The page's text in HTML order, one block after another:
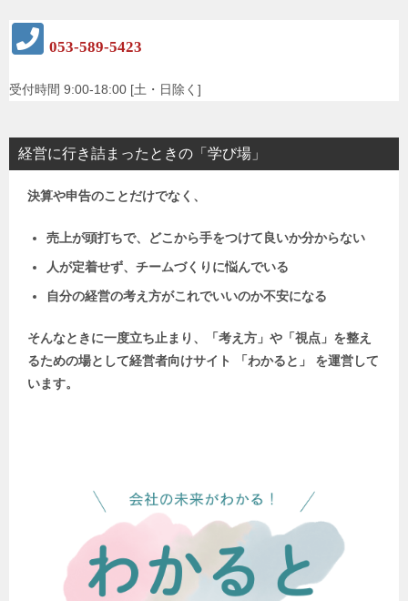
053-589-5423
受付時間 9:00-18:00 [土・日除く]
経営に行き詰まったときの「学び場」
決算や申告のことだけでなく、
売上が頭打ちで、どこから手をつけて良いか分からない
人が定着せず、チームづくりに悩んでいる
自分の経営の考え方がこれでいいのか不安になる
そんなときに一度立ち止まり、「考え方」や「視点」を整え
るための場として経営者向けサイト 「わかると」 を運営して
います。